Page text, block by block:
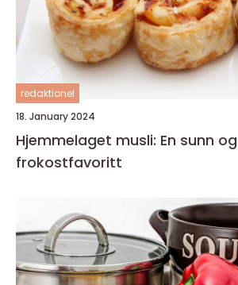
redaktionel
18. January 2024
Hjemmelaget musli: En sunn
frokostfavoritt